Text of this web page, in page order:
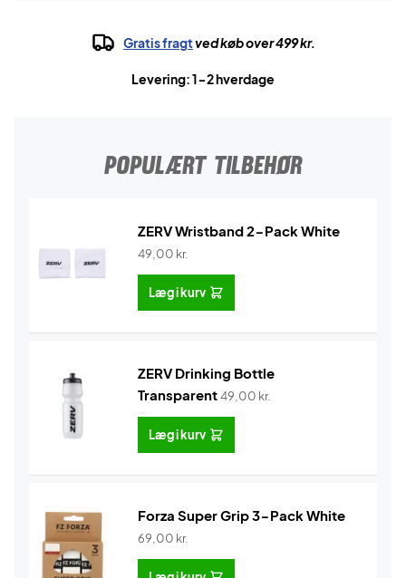
Gratis fragtved køb over 499 kr.
Levering: 1-2 hverdage
POPULÆRT TILBEHØR
ZERV Wristband 2-Pack White
49,00 kr.
Læg i kurv
ZERV Drinking Bottle
Transparent49,00 kr.
Læg i kurv
Forza Super Grip 3-Pack White
69,00 kr.